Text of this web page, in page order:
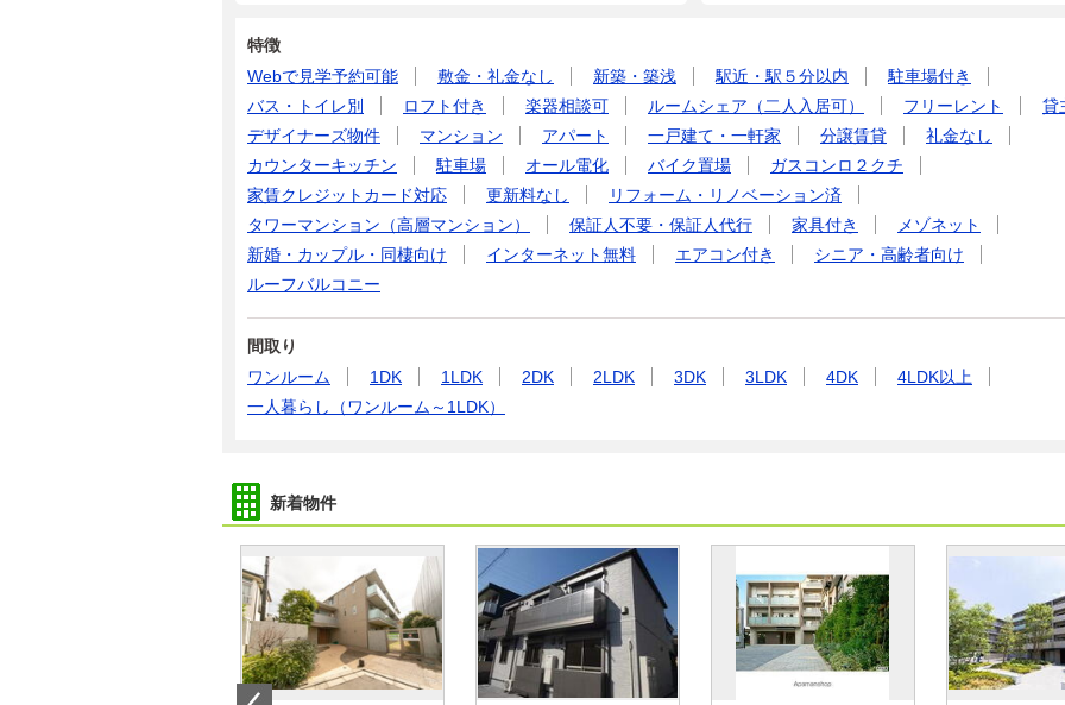
特徴
Webで見学予約可能
敷金・礼金なし 新築・築浅 駅近・駅５分以内
駐車場付き
バス・トイレ別
ロフト付き 楽器相談可 ルームシェア（二人入居可） フリーレント
貸
デザイナーズ物件
マンション アパート 一戸建て・一軒家 分譲賃貸
礼金なし
カウンターキッチン
駐車場 オール電化 バイク置場
ガスコンロ２クチ
家賃クレジットカード対応
更新料なし
リフォーム・リノベーション済
タワーマンション（高層マンション）
保証人不要・保証人代行 家具付き
メゾネット
新婚・カップル・同棲向け
インターネット無料 エアコン付き
シニア・高齢者向け
ルーフバルコニー
間取り
ワンルーム
1DK 1LDK 2DK 2LDK 3DK 3LDK 4DK
4LDK以上
一人暮らし（ワンルーム～1LDK）
新着物件